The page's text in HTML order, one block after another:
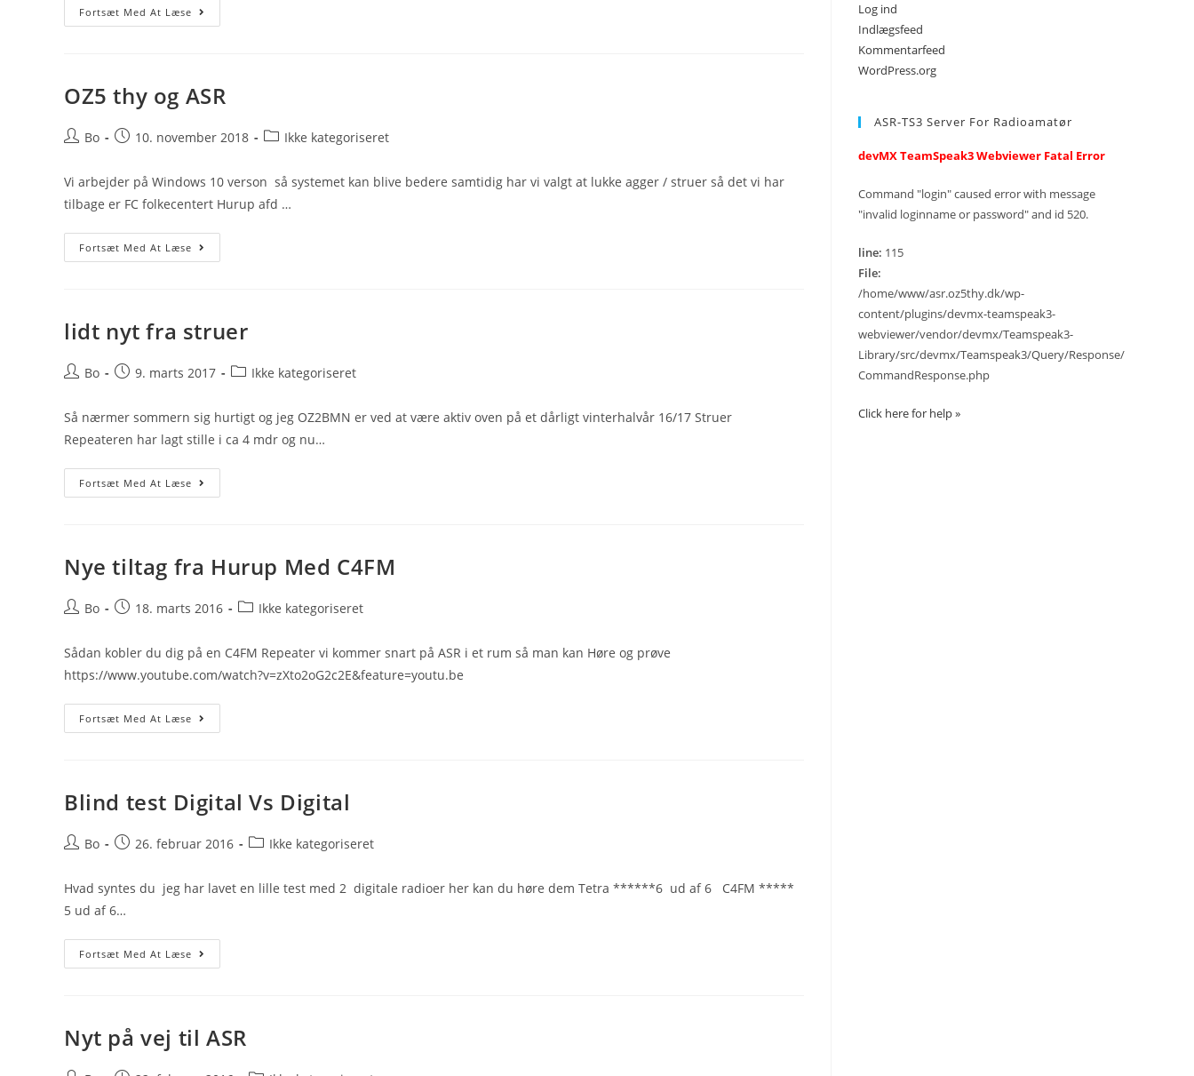
Fortsæt Med At Læse Ydring
NU
OZ5 thy og ASR
PostBo
Post10. november 2018
PostIkke kategoriseret
Vi arbejder på Windows 10 verson så systemet kan blive bedere samtidig har vi valgt at lukke agger / struer så det vi har
tilbage er FC folkecentert Hurup afd …
Fortsæt Med At Læse OZ5
Thy
lidt nyt fra struer
PostBo
Post9. marts 2017
PostIkke kategoriseret
Så nærmer sommern sig hurtigt og jeg OZ2BMN er ved at være aktiv oven på et dårligt vinterhalvår 16/17 Struer
Repeateren har lagt stille i ca 4 mdr og nu…
Fortsæt Med At Læse Lidt
Nyt
Nye tiltag fra Hurup Med C4FM
PostBo
Post18. marts 2016
PostIkke kategoriseret
Sådan kobler du dig på en C4FM Repeater vi kommer snart på ASR i et rum så man kan Høre og prøve
https://www.youtube.com/watch?v=zXto2oG2c2E&feature=youtu.be
Fortsæt Med At Læse Nye
Tiltag
Blind test Digital Vs Digital
PostBo
Post26. februar 2016
PostIkke kategoriseret
Hvad syntes du jeg har lavet en lille test med 2 digitale radioer her kan du høre dem Tetra ******6 ud af 6 C4FM *****
5 ud af 6…
Fortsæt Med At Læse Blind
Test
Nyt på vej til ASR
Log ind
Indlægsfeed
Kommentarfeed
WordPress.org
ASR-TS3 Server For Radioamatør
devMX TeamSpeak3 Webviewer Fatal Error
Command "login" caused error with message
"invalid loginname or password" and id 520.
line: 115
File:
/home/www/asr.oz5thy.dk/wp-
content/plugins/devmx-teamspeak3-
webviewer/vendor/devmx/Teamspeak3-
Library/src/devmx/Teamspeak3/Query/Response/
CommandResponse.php
Click here for help »